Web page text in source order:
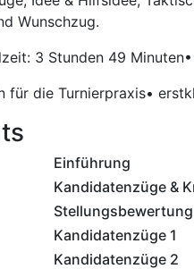
Wunschzug.
3 Stunden 49 Minuten
für die Turnierpraxis•
Einführung
Kandidatenzüge &
Stellungsbewertung
Kandidatenzüge 1
Kandidatenzüge 2